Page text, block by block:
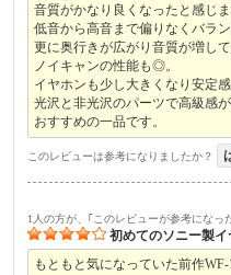
音質がかなり良くなったと感じま
低音から高音まで偏りなくバラン
更に奥行きが広がり音質が増して
ノイキャンの性能も◎。
イヤホンも少し大きくなり安定
光沢と非光沢のパーツで高級感が
おすすめの一品です。
このレビューは参考になりましたか？
1人の方が、｢このレビューが参考になっ
初めてのソニー製イ
もともと気になっていた前作